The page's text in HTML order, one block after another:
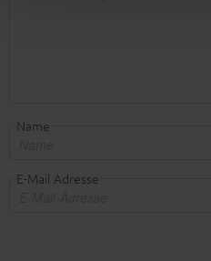
Name
E-Mail Adresse